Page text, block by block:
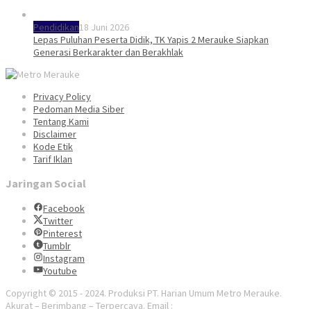
Pendidikan18 Juni 2026
Lepas Puluhan Peserta Didik, TK Yapis 2 Merauke Siapkan
Generasi Berkarakter dan Berakhlak
Privacy Policy
Pedoman Media Siber
Tentang Kami
Disclaimer
Kode Etik
Tarif Iklan
Jaringan Social
Facebook
Twitter
Pinterest
Tumblr
Instagram
Youtube
Copyright © 2015 - 2024. Produksi PT. Harian Umum Metro Merauke.
Akurat – Berimbang – Terpercaya. Email :